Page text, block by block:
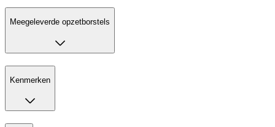
Meegeleverde opzetborstels
Kenmerken